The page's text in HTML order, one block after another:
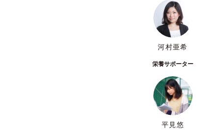
河村亜希
栄養サポーター
平見悠